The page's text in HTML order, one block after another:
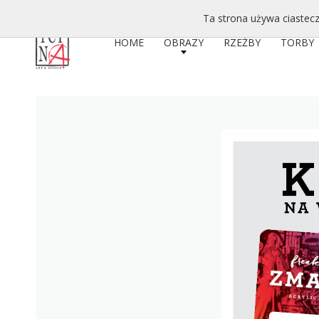
HOME OBRAZY RZEŹBY TORBY
Ta strona używa